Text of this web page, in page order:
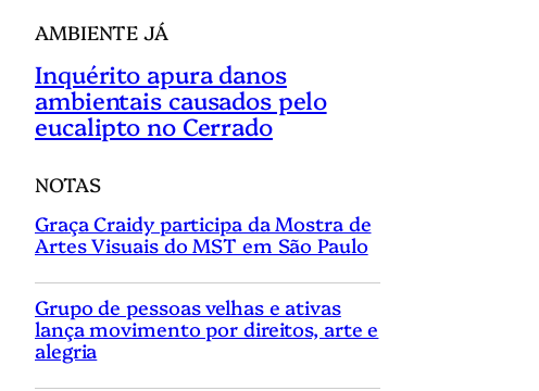
AMBIENTE JÁ
Inquérito apura danos
ambientais causados pelo
eucalipto no Cerrado
NOTAS
Graça Craidy participa da Mostra de
Artes Visuais do MST em São Paulo
Grupo de pessoas velhas e ativas
lança movimento por direitos, arte e
alegria